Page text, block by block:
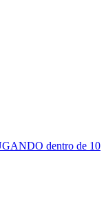
dentro de 10